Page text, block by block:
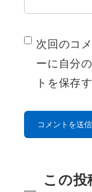
次回のコ
ーに自分
トを保存す
この